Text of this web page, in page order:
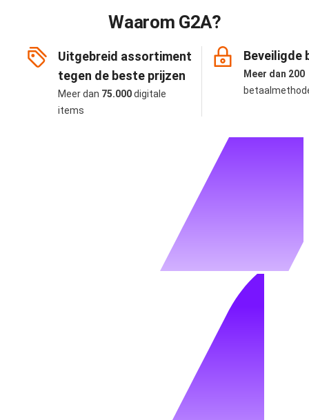
Waarom G2A?
Uitgebreid assortiment
tegen de beste prijzen
Meer dan 75.000digitale
items
Beveiligde
Meer dan 200